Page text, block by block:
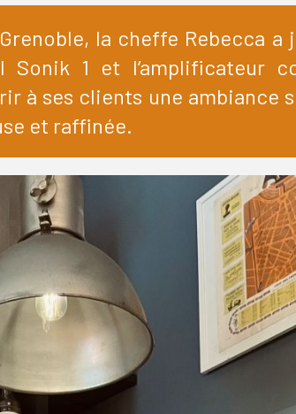
la cheffe Rebecca a
Sonik 1 et l’amplificateur
à ses clients une ambiance
et raffinée.